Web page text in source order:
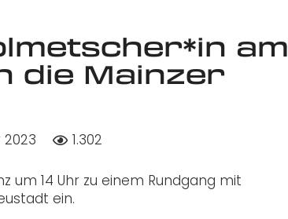
am
die Mainzer
1.302
um 14 Uhr zu einem Rundgang mit
ein.